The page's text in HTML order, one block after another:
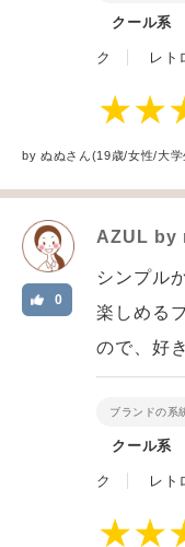
クール系
ク レト
byぬぬさん(19歳/女性/大
AZUL by
0
シンプル
楽しめる
ので、好
ブランドの系
クール系
ク レト